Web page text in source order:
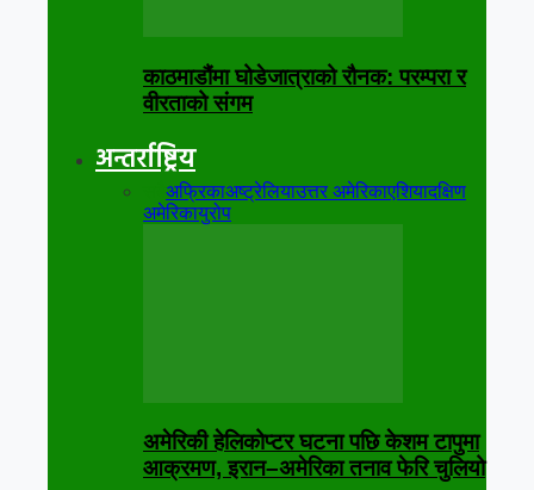
काठमाडौंमा घोडेजात्राको रौनक: परम्परा र
वीरताको संगम
अन्तर्राष्ट्रिय
अफ्रिकाअष्ट्रेलियाउत्तर अमेरिकाएशियादक्षिण
अमेरिकायुरोप
अमेरिकी हेलिकोप्टर घटना पछि केशम टापुमा
आक्रमण, इरान–अमेरिका तनाव फेरि चुलियो